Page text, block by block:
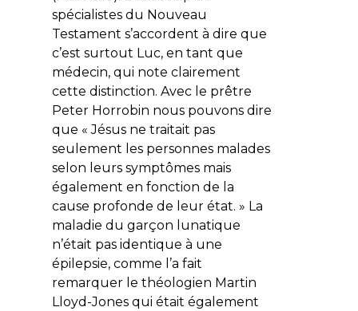
spécialistes du Nouveau
Testament s’accordent à dire que
c’est surtout Luc, en tant que
médecin, qui note clairement
cette distinction. Avec le prêtre
Peter Horrobin nous pouvons dire
que « Jésus ne traitait pas
seulement les personnes malades
selon leurs symptômes mais
également en fonction de la
cause profonde de leur état. » La
maladie du garçon lunatique
n’était pas identique à une
épilepsie, comme l’a fait
remarquer le théologien Martin
Lloyd-Jones qui était également